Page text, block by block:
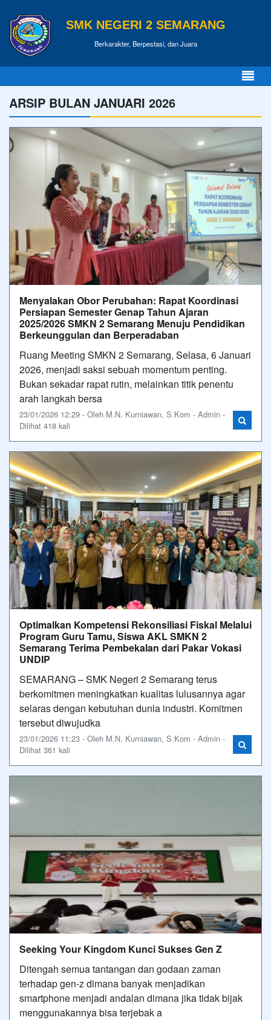
SMK NEGERI 2 SEMARANG
Berkarakter, Berpestasi, dan Juara
ARSIP BULAN JANUARI 2026
Menyalakan Obor Perubahan: Rapat Koordinasi
Persiapan Semester Genap Tahun Ajaran
2025/2026 SMKN 2 Semarang Menuju Pendidikan
Berkeunggulan dan Berperadaban
Ruang Meeting SMKN 2 Semarang, Selasa, 6 Januari
2026, menjadi saksi sebuah momentum penting.
Bukan sekadar rapat rutin, melainkan titik penentu
arah langkah bersa
23/01/2026 12:29 - Oleh M.N. Kurniawan, S.Kom - Admin -
Dilihat 418 kali
Optimalkan Kompetensi Rekonsiliasi Fiskal Melalui
Program Guru Tamu, Siswa AKL SMKN 2
Semarang Terima Pembekalan dari Pakar Vokasi
UNDIP
SEMARANG – SMK Negeri 2 Semarang terus
berkomitmen meningkatkan kualitas lulusannya agar
selaras dengan kebutuhan dunia industri. Komitmen
tersebut diwujudka
23/01/2026 11:23 - Oleh M.N. Kurniawan, S.Kom - Admin -
Dilihat 361 kali
Seeking Your Kingdom Kunci Sukses Gen Z
Ditengah semua tantangan dan godaan zaman
terhadap gen-z dimana banyak menjadikan
smartphone menjadi andalan dimana jika tidak bijak
menggunakannya bisa terjebak a